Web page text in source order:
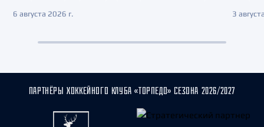
6 августа 2026 г. 3
ПАРТНЁРЫ ХОККЕЙНОГО КЛУБА «ТОРПЕДО» СЕЗОНА 2026/2027